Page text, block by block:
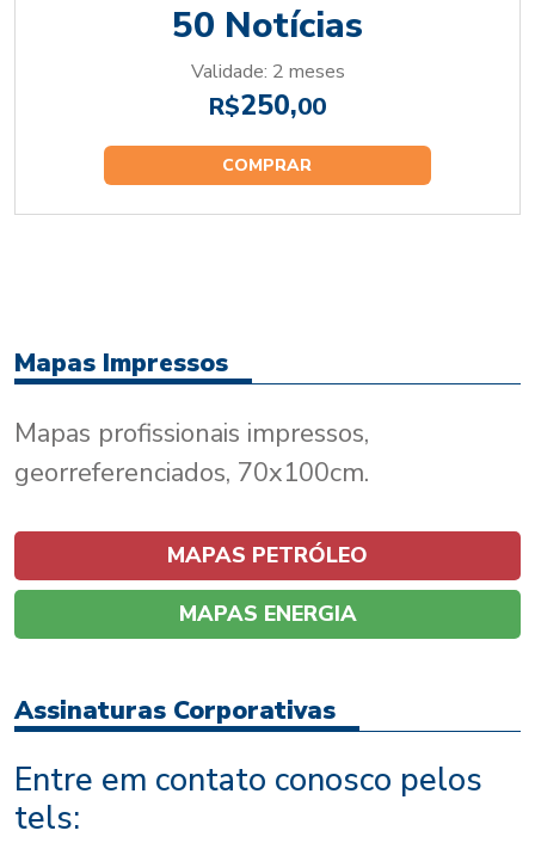
50 Notícias
Validade: 2 meses
R$250,00
COMPRAR
Mapas Impressos
Mapas profissionais impressos,
georreferenciados, 70x100cm.
MAPAS PETRÓLEO
MAPAS ENERGIA
Assinaturas Corporativas
Entre em contato conosco pelos
tels: